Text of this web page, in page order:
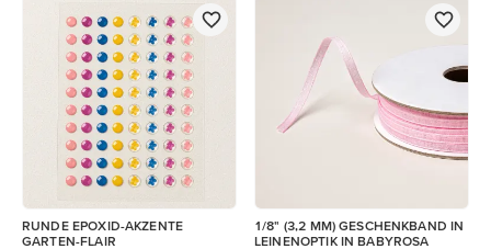
RUNDE EPOXID-AKZENTE
GARTEN-FLAIR
1/8" (3,2 MM) GESCHENKBAND IN
LEINENOPTIK IN BABYROSA